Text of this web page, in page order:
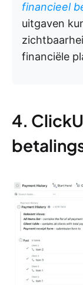
financieel
uitgaven
financiële
4.